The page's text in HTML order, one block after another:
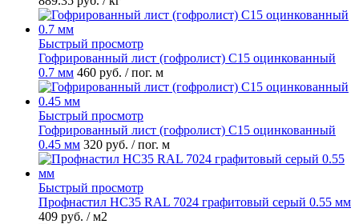
Быстрый просмотр
Гофрированный лист (гофролист) С15 оцинкованный
0.7 мм 460 руб. / пог. м
Быстрый просмотр
Гофрированный лист (гофролист) С15 оцинкованный
0.45 мм 320 руб. / пог. м
Быстрый просмотр
Профнастил НС35 RAL 7024 графитовый серый 0.55 мм
409 руб. / м2